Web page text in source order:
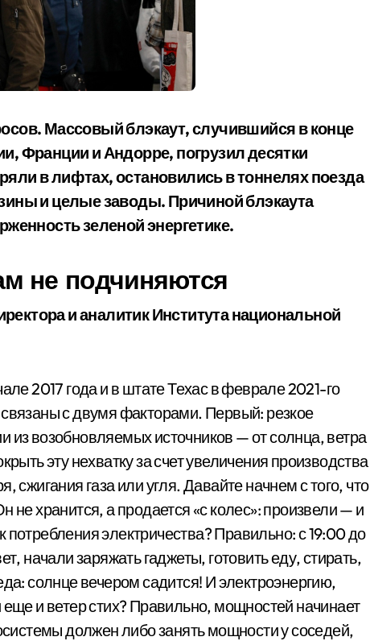
Массовый блэкаут, случившийся в конце
Франции и Андорре, погрузил десятки
в лифтах, остановились в тоннелях поезда
и целые заводы. Причиной блэкаута
зеленой энергетике.
не подчиняются
и аналитик Института национальной
2017 года и в штате Техас в феврале 2021-го
с двумя факторами. Первый: резкое
из возобновляемых источников — от солнца, ветра
эту нехватку за счет увеличения производства
сжигания газа или угля. Давайте начнем с того, что
хранится, а продается «с колес»: произвели — и
потребления электричества? Правильно: с 19:00 до
начали заряжать гаджеты, готовить еду, стирать,
солнце вечером садится! И электроэнергию,
и ветер стих? Правильно, мощностей начинает
должен либо занять мощности у соседей,